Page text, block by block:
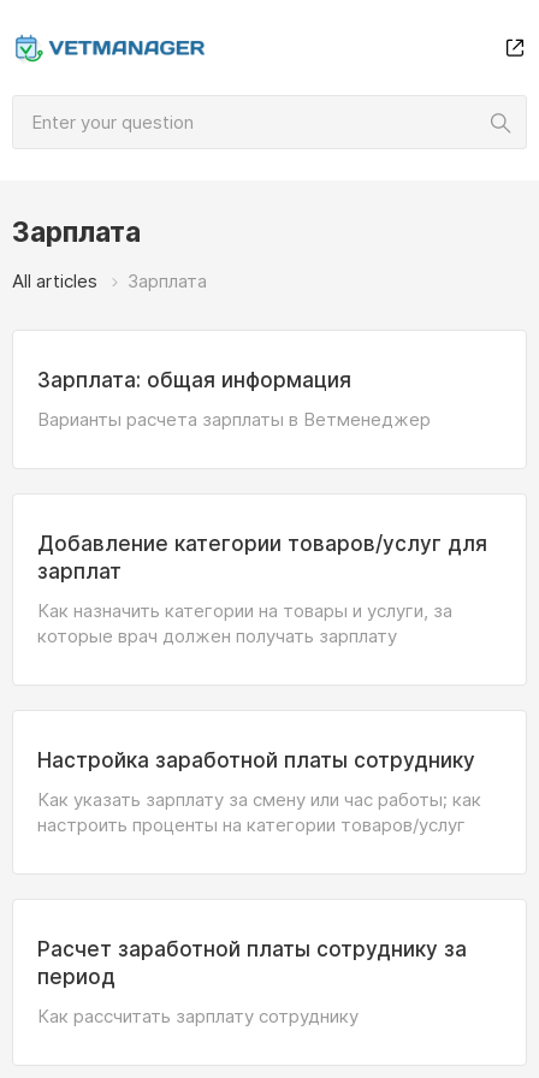
Зарплата
All articles Зарплата
Зарплата: общая информация
Варианты расчета зарплаты в Ветменеджер
Добавление категории товаров/услуг для
зарплат
Как назначить категории на товары и услуги, за
которые врач должен получать зарплату
Настройка заработной платы сотруднику
Как указать зарплату за смену или час работы; как
настроить проценты на категории товаров/услуг
Расчет заработной платы сотруднику за
период
Как рассчитать зарплату сотруднику